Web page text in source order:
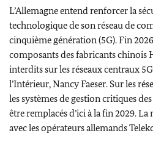
L’Allemagne entend renforcer la
technologique de son réseau de
cinquième génération (5G). Fin
composants des fabricants chinois
interdits sur les réseaux centraux
l’Intérieur, NancyFaeser. Sur les
les systèmes de gestion critiques
être remplacés d’ici à la fin 2029.
avec les opérateurs allemands